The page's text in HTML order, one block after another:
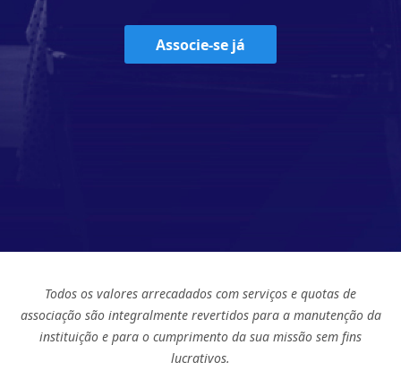
Associe-se já
Todos os valores arrecadados com serviços e quotas de
associação são integralmente revertidos para a manutenção da
instituição e para o cumprimento da sua missão sem fins
lucrativos.